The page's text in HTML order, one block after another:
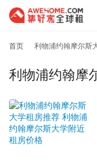
首页 利物浦约翰摩尔斯
利物浦约翰摩